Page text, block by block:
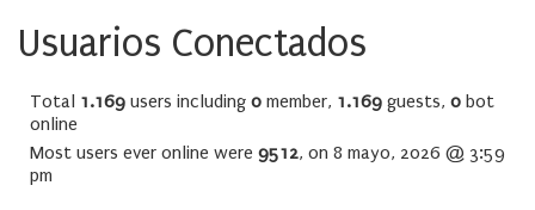
Usuarios Conectados
Total 1.169 users including 0 member, 1.169 guests, 0 bot
online
Most users ever online were 9512, on 8 mayo, 2026 @ 3:59
pm